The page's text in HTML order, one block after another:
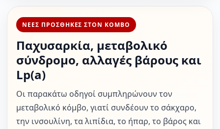
ΝΕΕΣ ΠΡΟΣΘΗΚΕΣ ΣΤΟΝ ΚΟΜΒΟ
Παχυσαρκία, μεταβολικό
σύνδρομο, αλλαγές βάρους και
Lp(a)
Οι παρακάτω οδηγοί συμπληρώνουν τον
μεταβολικό κόμβο, γιατί συνδέουν το σάκχαρο,
την ινσουλίνη, τα λιπίδια, το ήπαρ, το βάρος και